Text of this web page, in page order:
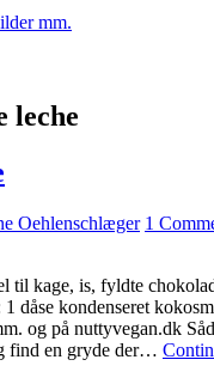
mm.
leche
Oehlenschlæger 1
til kage, is, fyldte
1 dåse kondenseret
og på nuttyvegan.dk
find en gryde der…